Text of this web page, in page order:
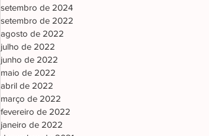
setembro de 2024
setembro de 2022
agosto de 2022
julho de 2022
junho de 2022
maio de 2022
abril de 2022
março de 2022
fevereiro de 2022
janeiro de 2022